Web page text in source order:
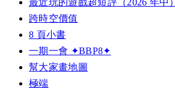
跨時空價值
8 頁小書
一期一會 ✦BBP8✦
幫大家畫地圖
極端